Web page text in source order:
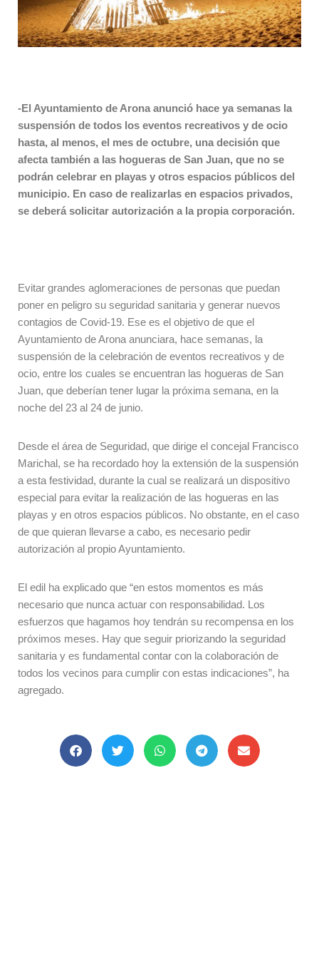
-El Ayuntamiento de Arona anunció hace ya semanas la
suspensión de todos los eventos recreativos y de ocio
hasta, al menos, el mes de octubre, una decisión que
afecta también a las hogueras de San Juan, que no se
podrán celebrar en playas y otros espacios públicos del
municipio. En caso de realizarlas en espacios privados,
se deberá solicitar autorización a la propia corporación.
Evitar grandes aglomeraciones de personas que puedan
poner en peligro su seguridad sanitaria y generar nuevos
contagios de Covid-19. Ese es el objetivo de que el
Ayuntamiento de Arona anunciara, hace semanas, la
suspensión de la celebración de eventos recreativos y de
ocio, entre los cuales se encuentran las hogueras de San
Juan, que deberían tener lugar la próxima semana, en la
noche del 23 al 24 de junio.
Desde el área de Seguridad, que dirige el concejal Francisco
Marichal, se ha recordado hoy la extensión de la suspensión
a esta festividad, durante la cual se realizará un dispositivo
especial para evitar la realización de las hogueras en las
playas y en otros espacios públicos. No obstante, en el caso
de que quieran llevarse a cabo, es necesario pedir
autorización al propio Ayuntamiento.
El edil ha explicado que “en estos momentos es más
necesario que nunca actuar con responsabilidad. Los
esfuerzos que hagamos hoy tendrán su recompensa en los
próximos meses. Hay que seguir priorizando la seguridad
sanitaria y es fundamental contar con la colaboración de
todos los vecinos para cumplir con estas indicaciones”, ha
agregado.